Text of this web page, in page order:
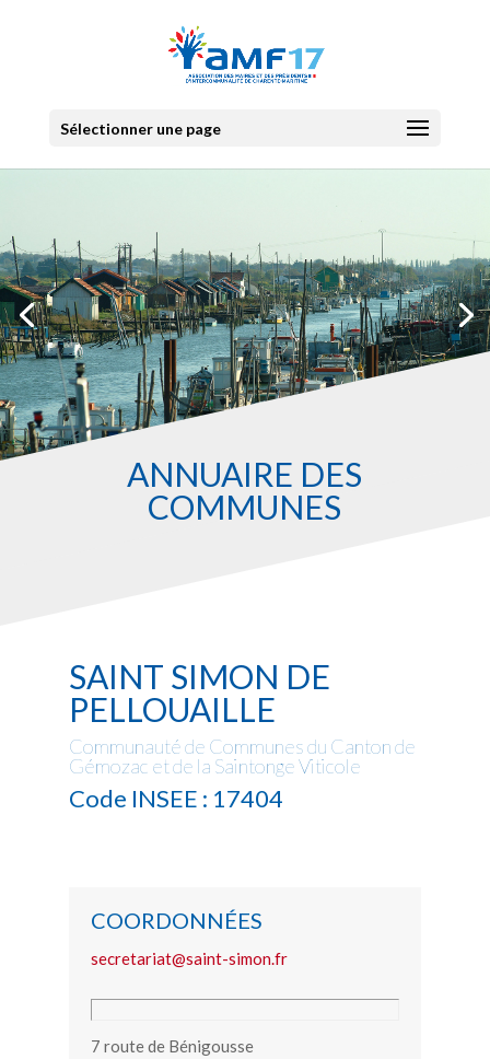
Sélectionner une page
ANNUAIRE DES
COMMUNES
SAINT SIMON DE
PELLOUAILLE
Communauté de Communes du Canton de
Gémozac et de la Saintonge Viticole
Code INSEE : 17404
COORDONNÉES
secretariat@saint-simon.fr
7 route de Bénigousse